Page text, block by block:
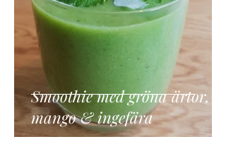
Smoothie med gröna ärtor,
mango & ingefära